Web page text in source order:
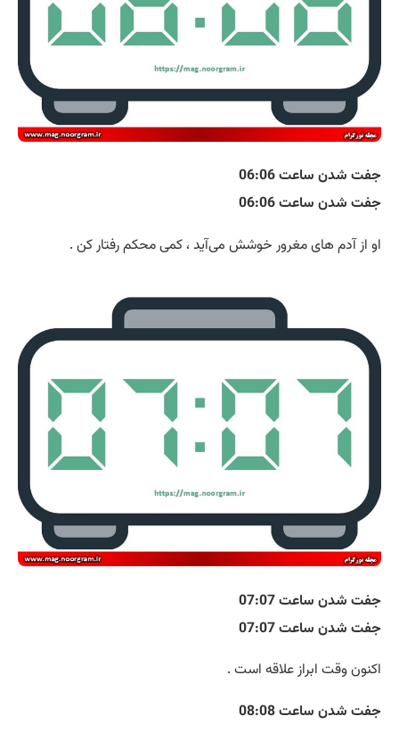
جفت شدن ساعت 06:06
جفت شدن ساعت 06:06
او از آدم های مغرور خوشش می‌آید ، کمی محکم رفتار کن .
جفت شدن ساعت 07:07
جفت شدن ساعت 07:07
اکنون وقت ابراز علاقه است .
جفت شدن ساعت 08:08